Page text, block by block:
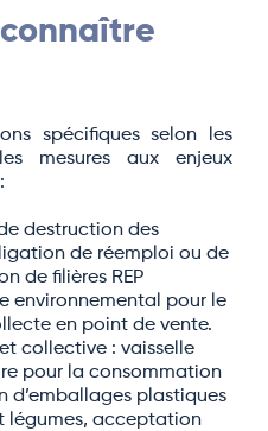
spécifiques selon les
mesures aux enjeux
destruction des
de réemploi ou de
de filières REP
environnemental pour le
en point de vente.
collective : vaisselle
pour la consommation
d’emballages plastiques
légumes, acceptation